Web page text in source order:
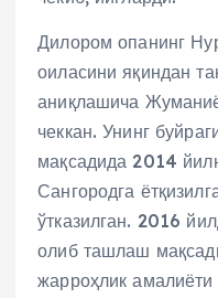
Дилором опанинг
оиласини яқиндан
аниқлашича
чеккан. Унинг
мақсадида 2014
Сангородга
ўтказилган. 2016
олиб ташлаш
жарроҳлик амалиёти